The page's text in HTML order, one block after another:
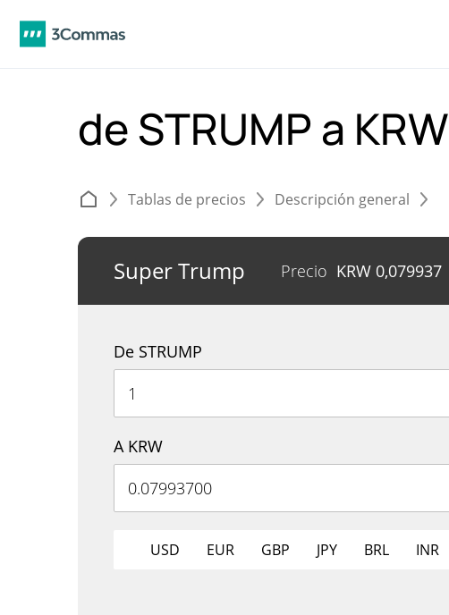
de STRUMP a KRW
Tablas de precios Descripción general
Super Trump Precio KRW 0,079937
De STRUMP
A KRW
USD EUR GBP JPY BRL INR